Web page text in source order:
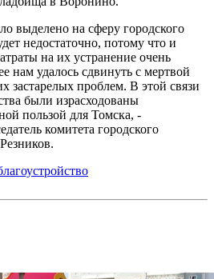
выделено на сферу городского
недостаточно, потому что и
на их устранение очень
нам удалось сдвинуть с мертвой
застарелых проблем. В этой связи
были израсходованы
пользой для Томска, -
комитета городского